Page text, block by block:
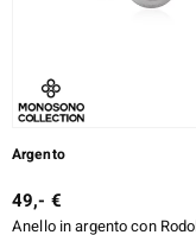
Argento
49,- €
Anello in argento con